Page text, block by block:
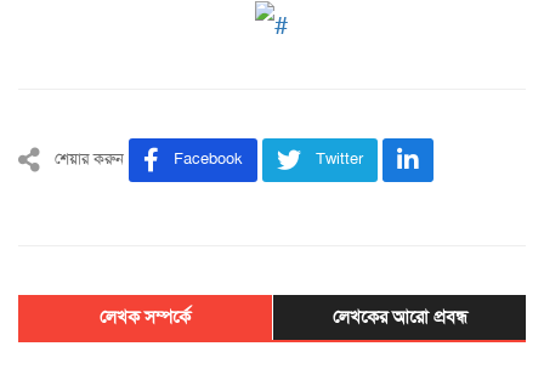
শেয়ার করুন Facebook Twitter
লেখক সম্পর্কে লেখকের আরো প্রবন্ধ